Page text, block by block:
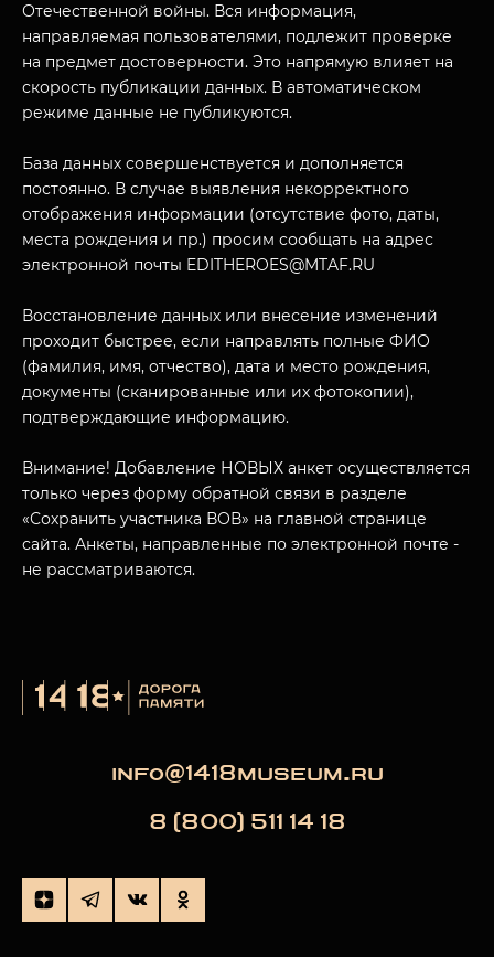
МУЗЕЙНЫЙ КОМПЛЕКС
ПОСЕТИТЕЛЯМ
НАЗАД
Отечественной войны. Вся информация,
направляемая пользователями, подлежит проверке
на предмет достоверности. Это напрямую влияет на
скорость публикации данных. В автоматическом
режиме данные не публикуются.
База данных совершенствуется и дополняется
постоянно. В случае выявления некорректного
отображения информации (отсутствие фото, даты,
места рождения и пр.) просим сообщать на адрес
электронной почты EDITHEROES@MTAF.RU
Восстановление данных или внесение изменений
проходит быстрее, если направлять полные ФИО
(фамилия, имя, отчество), дата и место рождения,
документы (сканированные или их фотокопии),
подтверждающие информацию.
Внимание! Добавление НОВЫХ анкет осуществляется
только через форму обратной связи в разделе
«Сохранить участника ВОВ» на главной странице
сайта. Анкеты, направленные по электронной почте -
не рассматриваются.
info@1418museum.ru
8 (800) 511 14 18